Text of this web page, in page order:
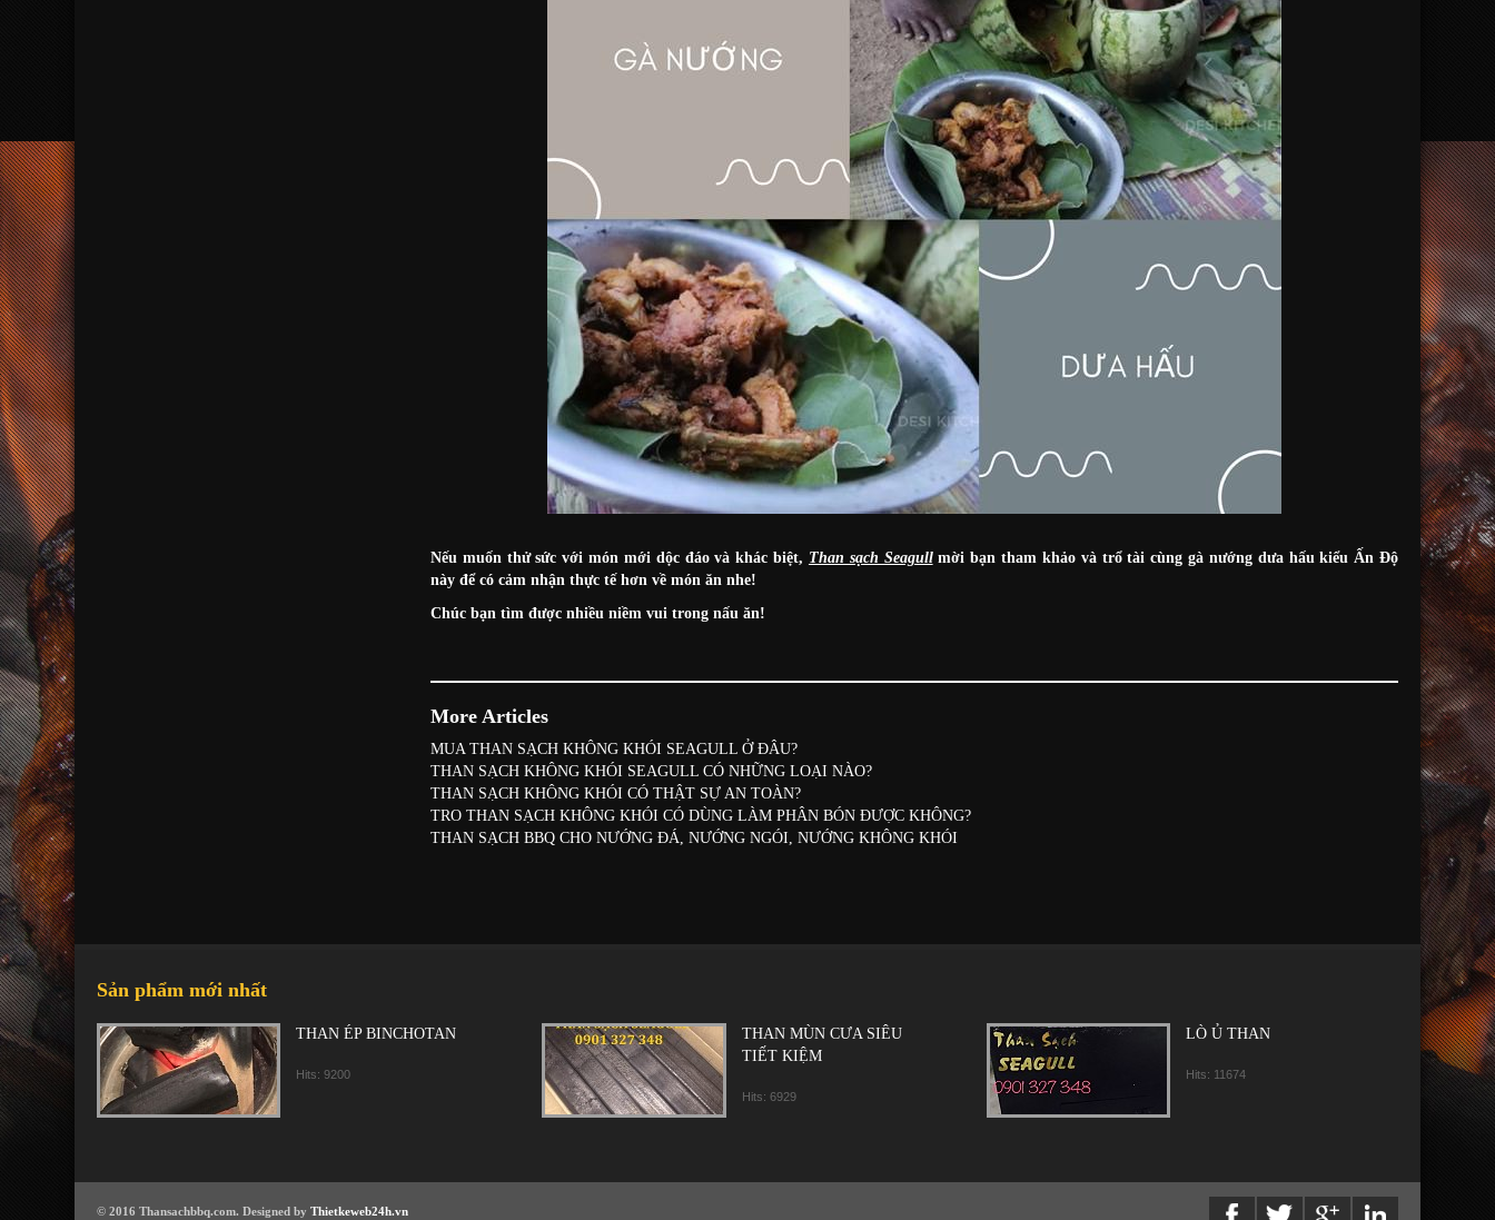
Nếu muốn thử sức với món mới dộc đáo và khác biệt, Than sạch Seagullmời bạn tham khảo và trổ tài cùng gà nướng dưa hấu kiểu Ấn Độ
này để có cảm nhận thực tế hơn về món ăn nhe!
Chúc bạn tìm được nhiều niềm vui trong nấu ăn!
More Articles
MUA THAN SẠCH KHÔNG KHÓI SEAGULL Ở ĐÂU?
THAN SẠCH KHÔNG KHÓI SEAGULL CÓ NHỮNG LOẠI NÀO?
THAN SẠCH KHÔNG KHÓI CÓ THẬT SỰ AN TOÀN?
TRO THAN SẠCH KHÔNG KHÓI CÓ DÙNG LÀM PHÂN BÓN ĐƯỢC KHÔNG?
THAN SẠCH BBQ CHO NƯỚNG ĐÁ, NƯỚNG NGÓI, NƯỚNG KHÔNG KHÓI
Sản phẩm mới nhất
THAN ÉP BINCHOTAN
Hits: 9200
THAN MÙN CƯA SIÊU
TIẾT KIỆM
Hits: 6929
LÒ Ủ THAN
Hits: 11674
© 2016 Thansachbbq.com. Designed by Thietkeweb24h.vn